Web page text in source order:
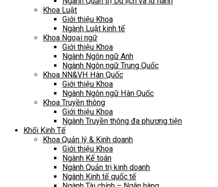
Khoa Luật
Giới thiệu Khoa
Ngành Luật kinh tế
Khoa Ngoại ngữ
Giới thiệu Khoa
Ngành Ngôn ngữ Anh
Ngành Ngôn ngữ Trung Quốc
Khoa NN&VH Hàn Quốc
Giới thiệu Khoa
Ngành Ngôn ngữ Hàn Quốc
Khoa Truyền thông
Giới thiệu Khoa
Ngành Truyền thông đa phương tiện
Khối Kinh Tế
Khoa Quản lý & Kinh doanh
Giới thiệu Khoa
Ngành Kế toán
Ngành Quản trị kinh doanh
Ngành Kinh tế quốc tế